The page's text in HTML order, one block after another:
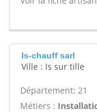
Is-chauff sarl
Ville : Is sur tille
Département: 21
Métiers :